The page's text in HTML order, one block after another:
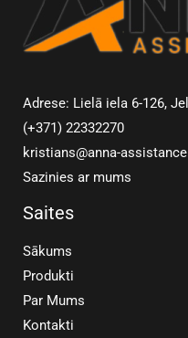
Adrese: Lielā iela 6-126,
(+371) 22332270
kristians@anna-
Sazinies ar mums
Saites
Sākums
Produkti
Par Mums
Kontakti